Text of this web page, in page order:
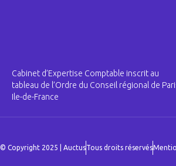
Cabinet d’Expertise Comptable inscrit au
tableau de l’Ordre du Conseil régional de
Ile-de-France
© Copyright 2025 | AuctusTous droits réservés